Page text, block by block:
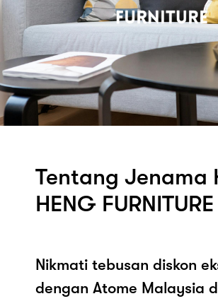
Tentang Jenama
HENG FURNITURE
Nikmati tebusan diskon
dengan Atome Malaysia